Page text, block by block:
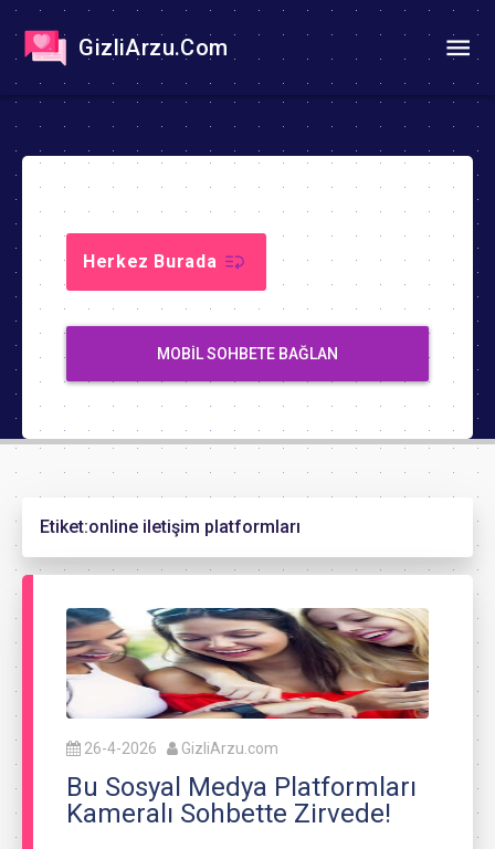
GizliArzu.Com
Herkez Burada
MOBIL SOHBETE BAĞLAN
Etiket:online iletişim platformları
26-4-2026 GizliArzu.com
Bu Sosyal Medya Platformları
Kameralı Sohbette Zirvede!